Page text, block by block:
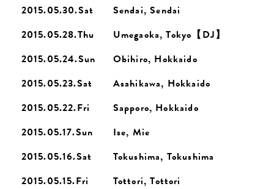
2015.05.30.Sat
Sendai, Sendai
2015.05.28.Thu
Umegaoka, Tokyo【DJ】
2015.05.24.Sun
Obihiro, Hokkaido
2015.05.23.Sat
Asahikawa, Hokkaido
2015.05.22.Fri
Sapporo, Hokkaido
2015.05.17.Sun
Ise, Mie
2015.05.16.Sat
Tokushima, Tokushima
2015.05.15.Fri
Tottori, Tottori